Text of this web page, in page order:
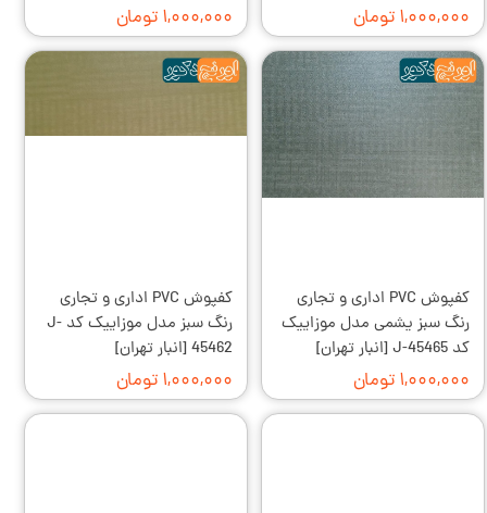
۱,۰۰۰,۰۰۰ تومان ۱,۰۰۰,۰۰۰ تومان
کفپوش PVC اداری و تجاری
رنگ سبز یشمی مدل موزاییک
کد J-45465 [انبار تهران]
۱,۰۰۰,۰۰۰ تومان
کفپوش PVC اداری و تجاری
رنگ سبز مدل موزاییک کد J-
45462 [انبار تهران]
۱,۰۰۰,۰۰۰ تومان